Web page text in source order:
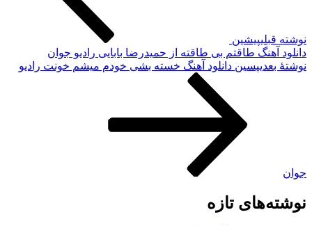
قبلیپیشین
آهنگ طاقتم بی طاقته از حمیدرضا بابایی رادیو جوان
بعدیپسین دانلود آهنگ خسته بشی خودم میشم خونت رادیو
تازه